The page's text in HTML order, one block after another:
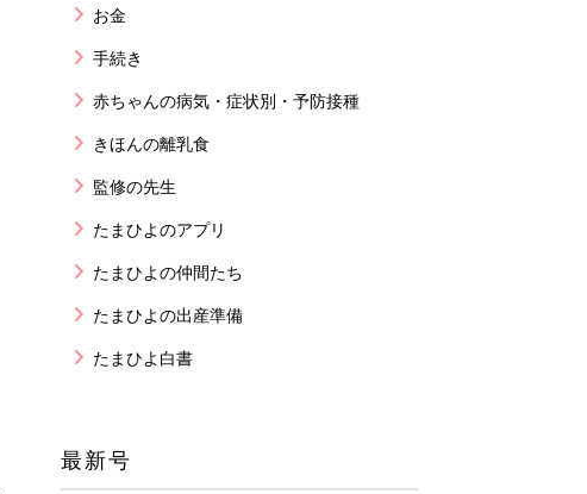
お金
手続き
赤ちゃんの病気・症状別・予防接種
きほんの離乳食
監修の先生
たまひよのアプリ
たまひよの仲間たち
たまひよの出産準備
たまひよ白書
最新号